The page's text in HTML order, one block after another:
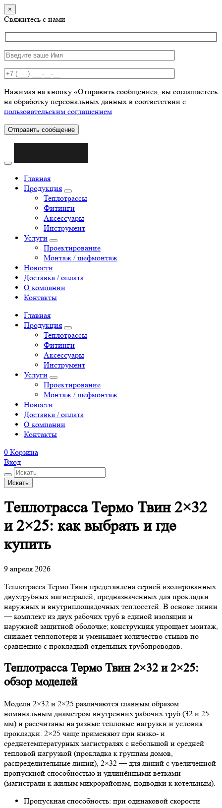
×
Свяжитесь с нами
Нажимая на кнопку «Отправить сообщение», вы соглашаетесь
на обработку персональных данных в соответствии с
пользовательским соглашением
Отправить сообщение
Главная
Продукция
Теплотрассы
Фитинги
Аксессуары
Инструмент
Услуги
Проектирование
Монтаж / шефмонтаж
Новости
Доставка / оплата
О компании
Контакты
Главная
Продукция
Теплотрассы
Фитинги
Аксессуары
Инструмент
Услуги
Проектирование
Монтаж / шефмонтаж
Новости
Доставка / оплата
О компании
Контакты
0 Корзина
Вход
Искать
Теплотрасса Термо Твин 2×32
и 2×25: как выбрать и где
купить
9 апреля 2026
Теплотрасса Термо Твин представлена серией изолированных
двухтрубных магистралей, предназначенных для прокладки
наружных и внутриплощадочных теплосетей. В основе линии
— комплект из двух рабочих труб в единой изоляции и
наружной защитной оболочке; конструкция упрощает монтаж,
снижает теплопотери и уменьшает количество стыков по
сравнению с прокладкой отдельных трубопроводов.
Теплотрасса Термо Твин 2×32 и 2×25:
обзор моделей
Модели 2×32 и 2×25 различаются главным образом
номинальным диаметром внутренних рабочих труб (32 и 25
мм) и рассчитаны на разные тепловые нагрузки и условия
прокладки. 2×25 чаще применяют при низко- и
среднетемпературных магистралях с небольшой и средней
тепловой нагрузкой (прокладка к группам домов,
распределительные линии), 2×32 — для линий с увеличенной
пропускной способностью и удлинёнными ветками
(магистрали к жилым микрорайонам, подводки к котельным).
Пропускная способность: при одинаковой скорости